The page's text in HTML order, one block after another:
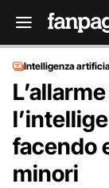
Intelligenza
facendo
minori